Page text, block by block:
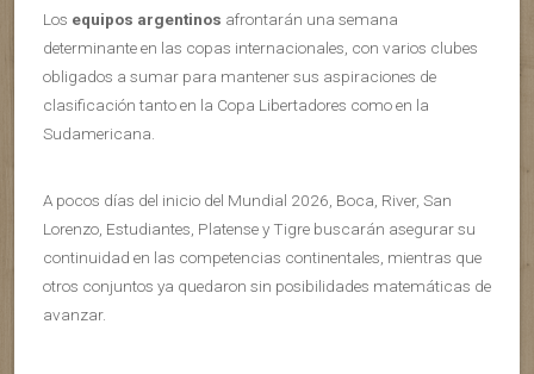
Los equipos argentinos afrontarán una semana
determinante en las copas internacionales, con varios clubes
obligados a sumar para mantener sus aspiraciones de
clasificación tanto en la Copa Libertadores como en la
Sudamericana.
A pocos días del inicio del Mundial 2026, Boca, River, San
Lorenzo, Estudiantes, Platense y Tigre buscarán asegurar su
continuidad en las competencias continentales, mientras que
otros conjuntos ya quedaron sin posibilidades matemáticas de
avanzar.